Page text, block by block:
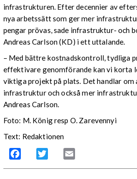
infrastrukturen. Efter decennier av
nya arbetssätt som ger mer
pengar prövas, sade infrastruktur- och
Andreas Carlson (KD) i ett uttalande.
– Med bättre kostnadskontroll, tydliga
effektivare genomförande kan vi korta
viktiga projekt på plats. Det handlar
infrastruktur och också mer
Andreas Carlson.
Foto: M. König resp O. Zarevennyi
Text: Redaktionen
Facebook Twitter